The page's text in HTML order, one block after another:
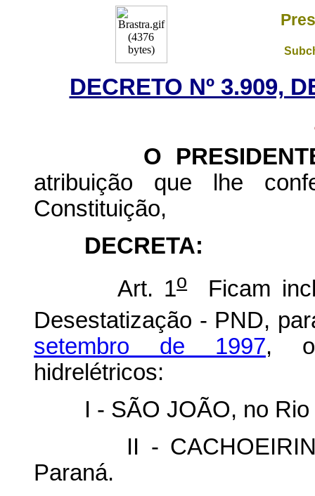
DECRETO Nº 3.909,
O PRESIDENTE
atribuição que lhe
Constituição,
DECRETA:
Art. 1oFicam
Desestatização - PND,
setembro de 1997,
hidrelétricos:
I - SÃO JOÃO, no Rio
II -
Paraná.